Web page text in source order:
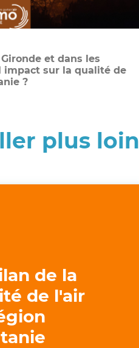
et dans les
impact sur la qualité de
?
plus loin
de la
de l'air